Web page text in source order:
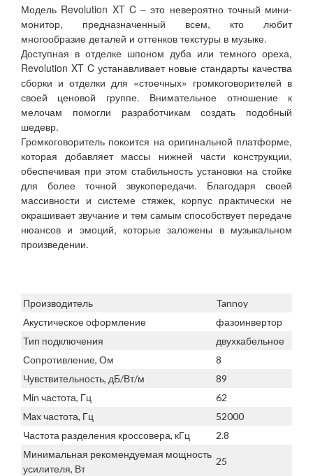
Модель Revolution XT C – это невероятно точный мини-
монитор, предназначенный всем, кто любит
многообразие деталей и оттенков текстуры в музыке.
Доступная в отделке шпоном дуба или темного ореха,
Revolution XT C устанавливает новые стандарты качества
сборки и отделки для «стоечных» громкоговорителей в
своей ценовой группе. Внимательное отношение к
мелочам помогли разработчикам создать подобный
шедевр.
Громкоговоритель покоится на оригинальной платформе,
которая добавляет массы нижней части конструкции,
обеспечивая при этом стабильность установки на стойке
для более точной звукопередачи. Благодаря своей
массивности и системе стяжек, корпус практически не
окрашивает звучание и тем самым способствует передаче
нюансов и эмоций, которые заложены в музыкальном
произведении.
Производитель
Tannoy
Акустическое оформление
фазоинвертор
Тип подключения
двухкабельное
Сопротивление, Ом
8
Чувствительность, дБ/Вт/м
89
Min частота, Гц
62
Max частота, Гц
52000
Частота разделения кроссовера, кГц
2.8
Минимальная рекомендуемая мощность
усилителя, Вт
25